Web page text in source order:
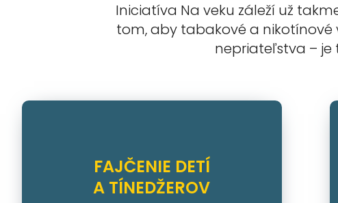
Iniciatíva Na veku záleží už
tom, aby tabakové a
nepriateľstva – je
FAJČENIE DETÍ
A TÍNEDŽEROV